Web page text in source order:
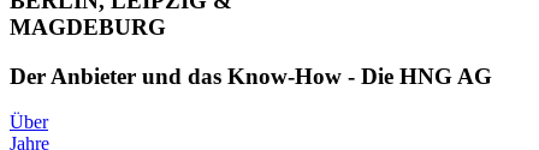
MAGDEBURG
Der Anbieter und das Know-How - Die HNG AG
Über
Jahre